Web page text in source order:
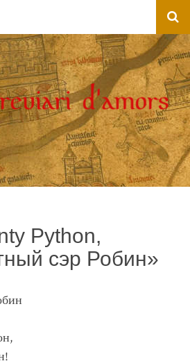
Python,
сэр Робин»